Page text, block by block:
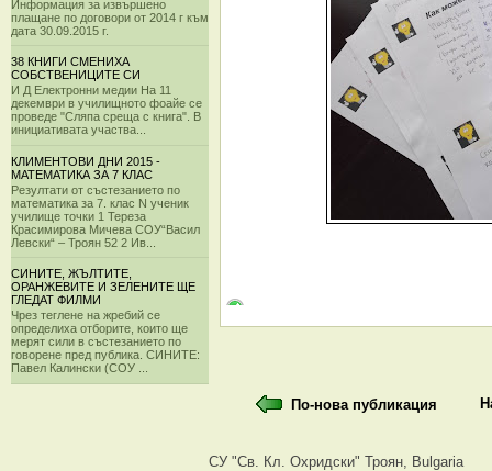
Информация за извършено
плащане по договори от 2014 г към
дата 30.09.2015 г.
38 КНИГИ СМЕНИХА
СОБСТВЕНИЦИТЕ СИ
И Д Електронни медии На 11
декември в училищното фоайе се
проведе "Сляпа среща с книга". В
инициативата участва...
КЛИМЕНТОВИ ДНИ 2015 -
МАТЕМАТИКА ЗА 7 КЛАС
Резултати от състезанието по
математика за 7. клас N ученик
училище точки 1 Тереза
Красимирова Мичева СОУ“Васил
Левски“ – Троян 52 2 Ив...
СИНИТЕ, ЖЪЛТИТЕ,
ОРАНЖЕВИТЕ И ЗЕЛЕНИТЕ ЩЕ
ГЛЕДАТ ФИЛМИ
Чрез теглене на жребий се
определиха отборите, които ще
мерят сили в състезанието по
говорене пред публика. СИНИТЕ:
Павел Калински (СОУ ...
По-нова публикация
СУ "Св. Кл. Охридски" Троян, Bulgaria